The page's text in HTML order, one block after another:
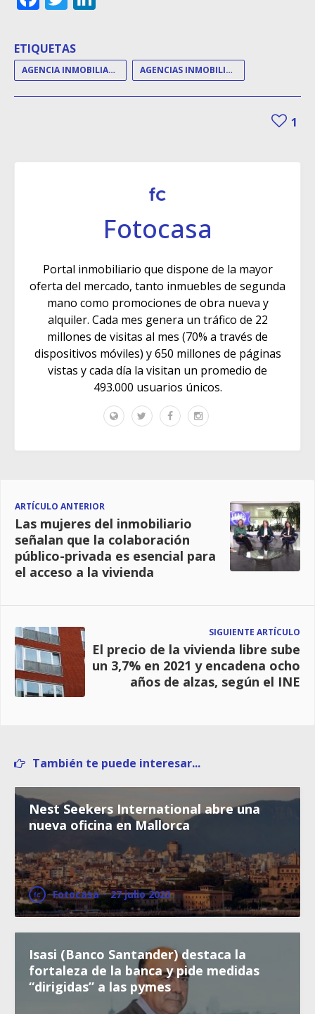
ETIQUETAS
AGENCIA INMOBILIARIA AGENCIAS INMOBILIARIAS
1
Fotocasa
Portal inmobiliario que dispone de la mayor
oferta del mercado, tanto inmuebles de segunda
mano como promociones de obra nueva y
alquiler. Cada mes genera un tráfico de 22
millones de visitas al mes (70% a través de
dispositivos móviles) y 650 millones de páginas
vistas y cada día la visitan un promedio de
493.000 usuarios únicos.
ARTÍCULO ANTERIOR
Las mujeres del inmobiliario
señalan que la colaboración
público-privada es esencial para
el acceso a la vivienda
SIGUIENTE ARTÍCULO
El precio de la vivienda libre sube
un 3,7% en 2021 y encadena ocho
años de alzas, según el INE
También te puede interesar...
Nest Seekers International abre una
nueva oficina en Mallorca
Fotocasa · 27 julio 2023
Isasi (Banco Santander) destaca la
fortaleza de la banca y pide medidas
“dirigidas” a las pymes